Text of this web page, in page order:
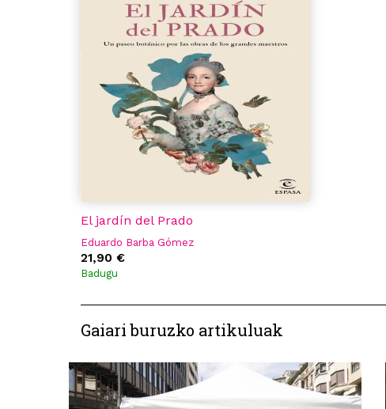
El jardín del Prado
Eduardo Barba Gómez
21,90 €
Badugu
Gaiari buruzko artikuluak